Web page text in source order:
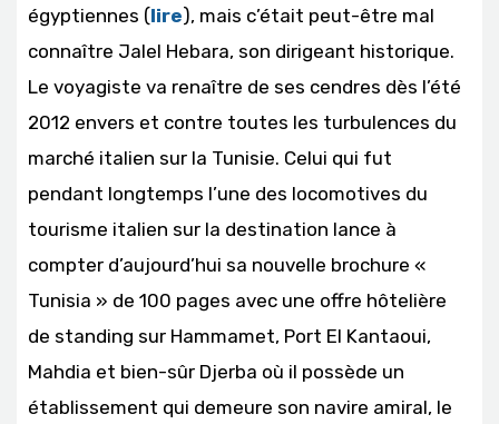
égyptiennes (lire), mais c’était peut-être mal
connaître Jalel Hebara, son dirigeant historique.
Le voyagiste va renaître de ses cendres dès l’été
2012 envers et contre toutes les turbulences du
marché italien sur la Tunisie. Celui qui fut
pendant longtemps l’une des locomotives du
tourisme italien sur la destination lance à
compter d’aujourd’hui sa nouvelle brochure «
Tunisia » de 100 pages avec une offre hôtelière
de standing sur Hammamet, Port El Kantaoui,
Mahdia et bien-sûr Djerba où il possède un
établissement qui demeure son navire amiral, le